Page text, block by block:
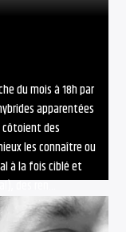
du mois à 18h par
apparentées
côtoient des
les connaître ou
à la fois ciblé et
des ren...